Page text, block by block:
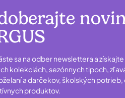
sa na odber newslettera a
kolekciách, sezónnych tipoch,
a darčekov, školských
produktov.